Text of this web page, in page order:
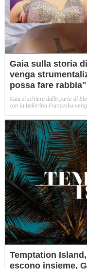
Gaia sulla storia
venga
possa fare rabbia"
Gaia si schiera dalla parte di
con la ballerina Franceska
Temptation
escono insieme,